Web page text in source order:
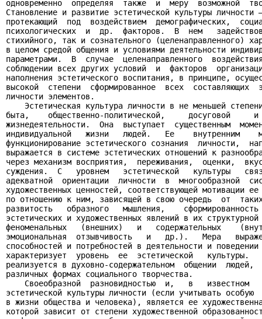
одновременно  определяя  также  и  меру  возможной
Становление и развитие эстетической культуры
протекающий  под  воздействием  демографических,
психологических  и  др.  факторов.  В  нем
стихийного, так и сознательного (целенаправленного)
в целом средой общения и условиями деятельности
параметрами.  В  случае  целенаправленного
соблюдении всех других условий  и  факторов
наполнения эстетического воспитания, в принципе,
высокой  степени  сформированное  всех  составляющих
личности элементов.
Эстетическая культура личности в не меньшей
быта,    общественно-политической,     досуговой
жизнедеятельности.  Она  выступает  существенным
индивидуальной   жизни   людей.   Ее    внутренним
функционирование эстетического сознания  личности,
выражается в системе эстетических отношений к
через механизм восприятия,  переживания,  оценки,
суждения.  С   уровнем   эстетической   культуры
адекватной  ориентации  личности  в  многообразной
художественных ценностей, соответствующей мотивации
по отношению к ним, зависящей в свою очередь  от
развитость   образного   мышления,
эстетических и художественных явлений в их
феноменальных   (внешних)   и   содержательных
эмоциональная  отзывчивость   и   др.).   Мера
способностей и потребностей в деятельности и
характеризует  уровень  ее  эстетической   культуры.
реализуется в духовно-содержательном  общении
различных формах социального творчества.
Своеобразной  разновидностью  и,   в   известном
эстетической культуры личности (если учитывать особую
в жизни общества и человека), является ее
которой зависит от степени художественной